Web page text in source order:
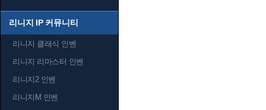
리니지 IP 커뮤니티
리니지 클래식 인벤
리니지 리마스터 인벤
리니지2 인벤
리니지M 인벤